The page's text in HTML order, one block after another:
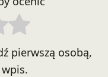
pierwszą osobą,